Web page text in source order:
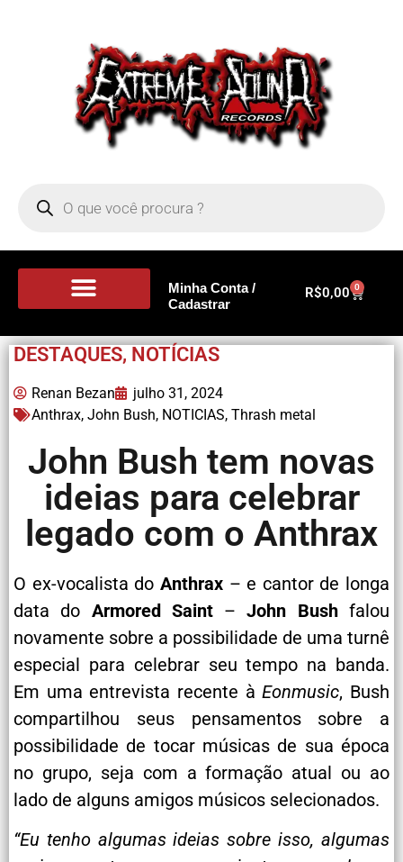
Minha Conta /
Cadastrar
R$0,00 0
DESTAQUES, NOTÍCIAS
Renan Bezan
julho 31, 2024
Anthrax, John Bush, NOTICIAS, Thrash metal
John Bush tem novas
ideias para celebrar
legado com o Anthrax
O ex-vocalista do Anthrax– e cantor de longa
data do Armored Saint–John Bushfalou
novamente sobre a possibilidade de uma turnê
especial para celebrar seu tempo na banda.
Em uma entrevista recente àEonmusic, Bush
compartilhou seus pensamentos sobre a
possibilidade de tocar músicas de sua época
no grupo, seja com a formação atual ou ao
lado de alguns amigos músicos selecionados.
“Eu tenho algumas ideias sobre isso, algumas